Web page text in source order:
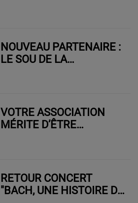
NOUVEAU PARTENAIRE :
LE SOU DE LA
VOTRE ASSOCIATION
MÉRITE D’ÊTRE
RETOUR CONCERT
"BACH, UNE HISTOIRE DE